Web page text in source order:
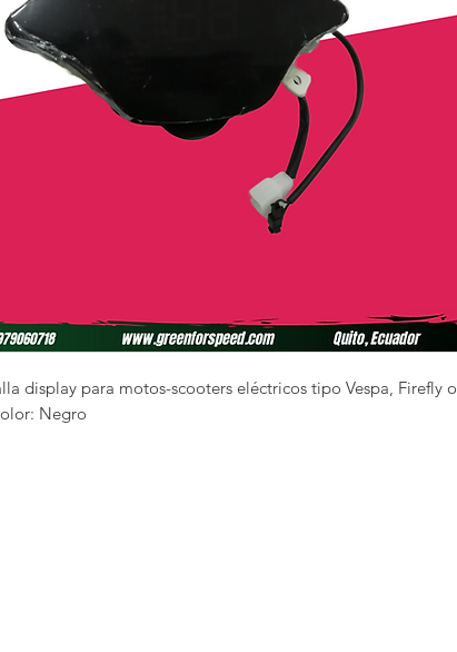
display para motos-scooters eléctricos tipo Vespa, Firefly o
Negro